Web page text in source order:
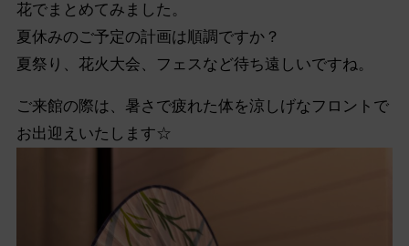
花でまとめてみました。
夏休みのご予定の計画は順調ですか？
夏祭り、花火大会、フェスなど待ち遠しいですね。
ご来館の際は、 暑さで疲れた体を涼しげなフロントで
お出迎えいたします☆